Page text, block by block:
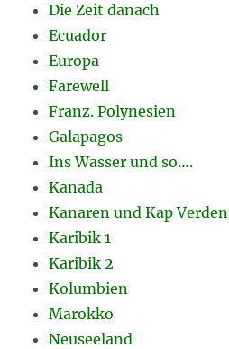
Die Zeit danach
Ecuador
Europa
Farewell
Franz. Polynesien
Galapagos
Ins Wasser und so….
Kanada
Kanaren und Kap Verden
Karibik 1
Karibik 2
Kolumbien
Marokko
Neuseeland